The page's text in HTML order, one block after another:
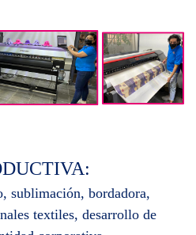
sublimación, bordadora,
textiles, desarrollo de